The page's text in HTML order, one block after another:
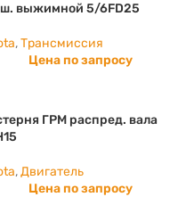
выжимной 5/6FD25
,Трансмиссия
Цена по запросу
ГРМ распред. вала
,Двигатель
Цена по запросу